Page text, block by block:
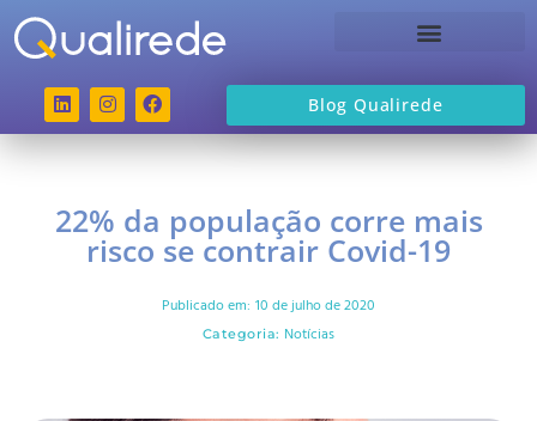
Blog Qualirede
22% da população corre mais
risco se contrair Covid-19
Publicado em: 10 de julho de 2020
Categoria: Notícias